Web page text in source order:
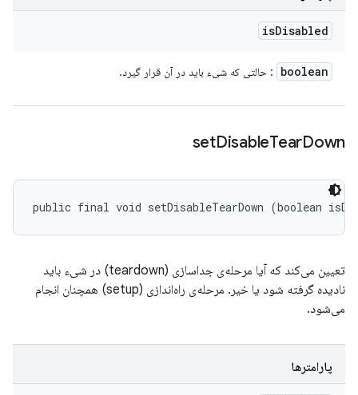
isDisabled
boolean : حالتی که شیء باید در آن قرار گیرد.
setDisableTearDown
public final void setDisableTearDown (boolean
تعیین می‌کند که آیا مرحله‌ی جداسازی (teardown) در شیء باید
نادیده گرفته شود یا خیر. مرحله‌ی راه‌اندازی (setup) همچنان انجام
می‌شود.
پارامترها